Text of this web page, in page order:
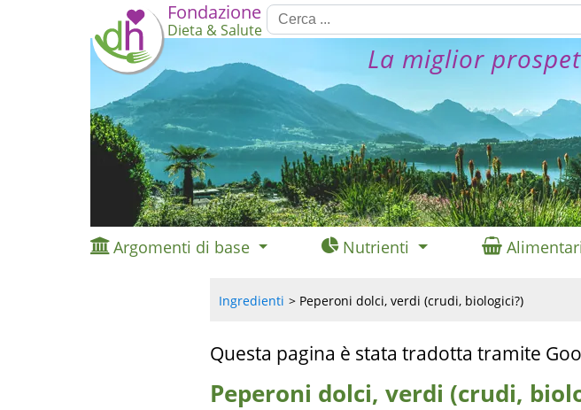
Fondazione
Dieta & Salute
La miglior
Argomenti di base Nutrienti Alimentari
Ingredienti Peperoni dolci, verdi (crudi, biologici?)
Questa pagina è stata tradotta tramite
Peperoni dolci, verdi (crudi,